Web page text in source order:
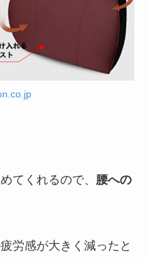
てくれるので、 腰への
労感が大きく減ったと